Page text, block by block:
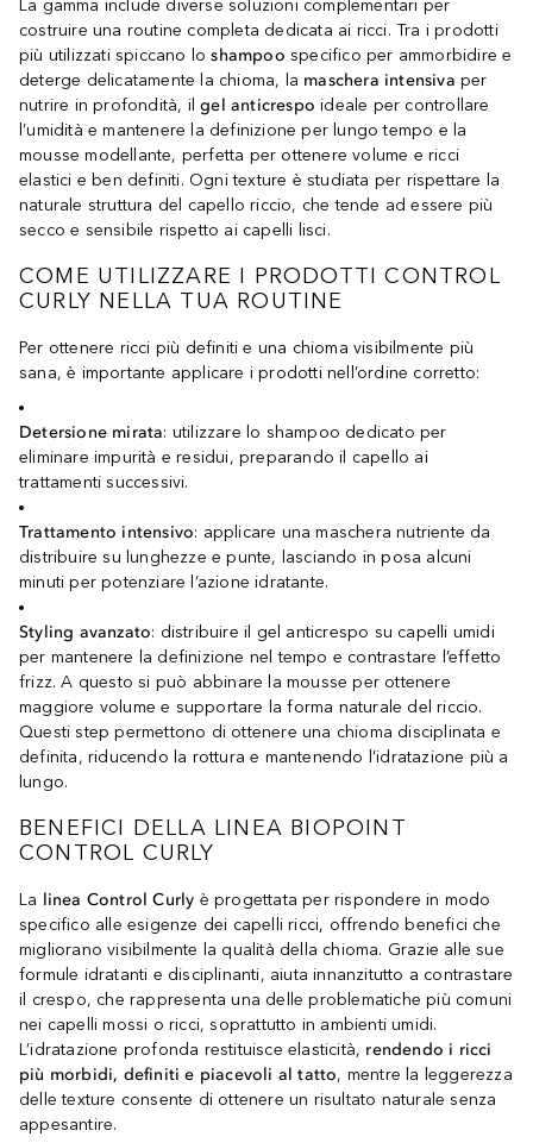
La gamma include diverse soluzioni complementari per
costruire una routine completa dedicata ai ricci. Tra i prodotti
più utilizzati spiccano loshampoo specifico per ammorbidire e
deterge delicatamente la chioma, la maschera intensiva per
nutrire in profondità, ilgel anticrespo ideale per controllare
l’umidità e mantenere la definizione per lungo tempo e la
mousse modellante, perfetta per ottenere volume e ricci
elastici e ben definiti. Ogni texture è studiata per rispettare la
naturale struttura del capello riccio, che tende ad essere più
secco e sensibile rispetto ai capelli lisci.
COME UTILIZZARE I PRODOTTI CONTROL
CURLY NELLA TUA ROUTINE
Per ottenere ricci più definiti e una chioma visibilmente più
sana, è importante applicare i prodotti nell’ordine corretto:
Detersione mirata: utilizzare lo shampoo dedicato per
eliminare impurità e residui, preparando il capello ai
trattamenti successivi.
Trattamento intensivo: applicare una maschera nutriente da
distribuire su lunghezze e punte, lasciando in posa alcuni
minuti per potenziare l’azione idratante.
Styling avanzato: distribuire il gel anticrespo su capelli umidi
per mantenere la definizione nel tempo e contrastare l’effetto
frizz. A questo si può abbinare la mousse per ottenere
maggiore volume e supportare la forma naturale del riccio.
Questi step permettono di ottenere una chioma disciplinata e
definita, riducendo la rottura e mantenendo l’idratazione più a
lungo.
BENEFICI DELLA LINEA BIOPOINT
CONTROL CURLY
La linea Control Curly è progettata per rispondere in modo
specifico alle esigenze dei capelli ricci, offrendo benefici che
migliorano visibilmente la qualità della chioma. Grazie alle sue
formule idratanti e disciplinanti, aiuta innanzitutto a contrastare
il crespo, che rappresenta una delle problematiche più comuni
nei capelli mossi o ricci, soprattutto in ambienti umidi.
L’idratazione profonda restituisce elasticità, rendendo i ricci
più morbidi, definiti e piacevoli al tatto, mentre la leggerezza
delle texture consente di ottenere un risultato naturale senza
appesantire.